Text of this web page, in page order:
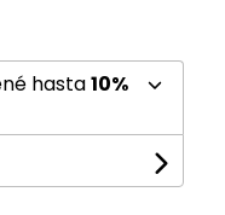
hasta10%